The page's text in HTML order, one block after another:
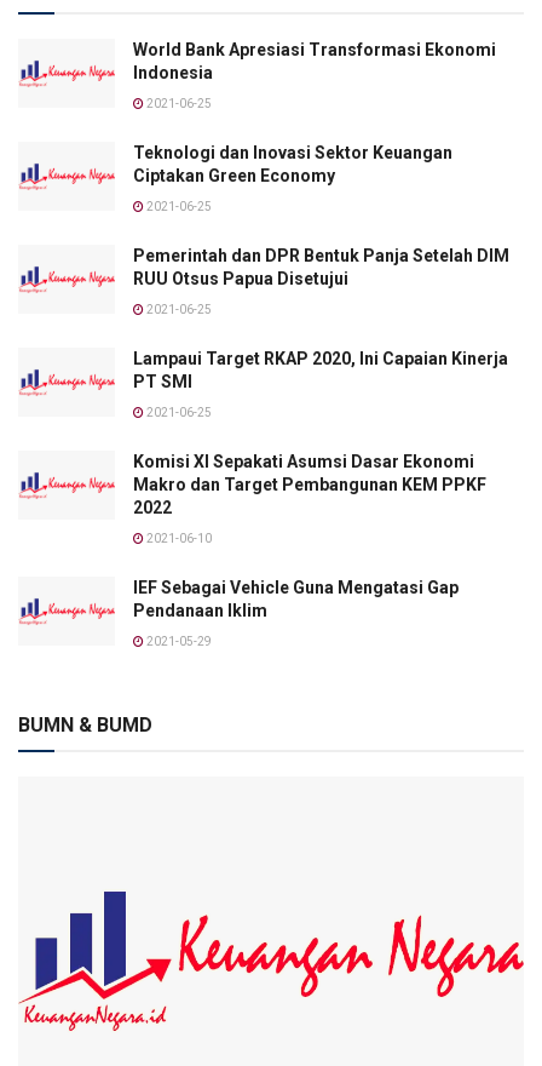
World Bank Apresiasi Transformasi Ekonomi
Indonesia
2021-06-25
Teknologi dan Inovasi Sektor Keuangan
Ciptakan Green Economy
2021-06-25
Pemerintah dan DPR Bentuk Panja Setelah DIM
RUU Otsus Papua Disetujui
2021-06-25
Lampaui Target RKAP 2020, Ini Capaian Kinerja
PT SMI
2021-06-25
Komisi XI Sepakati Asumsi Dasar Ekonomi
Makro dan Target Pembangunan KEM PPKF
2022
2021-06-10
IEF Sebagai Vehicle Guna Mengatasi Gap
Pendanaan Iklim
2021-05-29
BUMN & BUMD